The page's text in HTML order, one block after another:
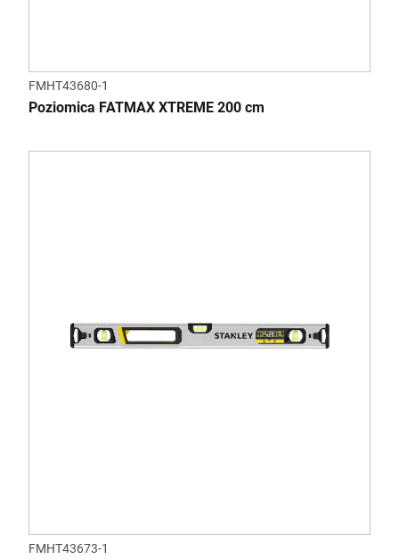
FMHT43680-1
Poziomica FATMAX XTREME 200 cm
FMHT43673-1